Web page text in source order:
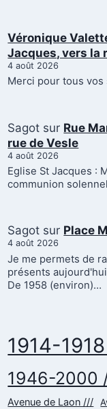
Véronique
Jacques, vers la
4 août 2026
Merci pour tous
Sagot sur Rue
rue de Vesle
4 août 2026
Eglise St Jacques :
communion
Sagot sur Place
4 août 2026
Je me permets de
présents
De 1958 (environ)…
1914-
1946-2000
Avenue de Laon ///